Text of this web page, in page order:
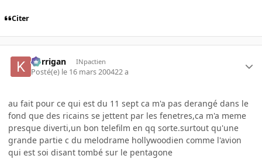
Citer
korrigan INpactien
Posté(e) le 16 mars 200422 a
au fait pour ce qui est du 11 sept ca m'a pas derangé dans le
fond que des ricains se jettent par les fenetres,ca m'a meme
presque diverti,un bon telefilm en qq sorte.surtout qu'une
grande partie c du melodrame hollywoodien comme l'avion
qui est soi disant tombé sur le pentagone